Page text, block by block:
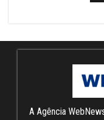
A Agência